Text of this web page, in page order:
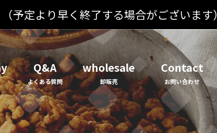
定より早く終了する場合がございます）
Q&A wholesale Contact